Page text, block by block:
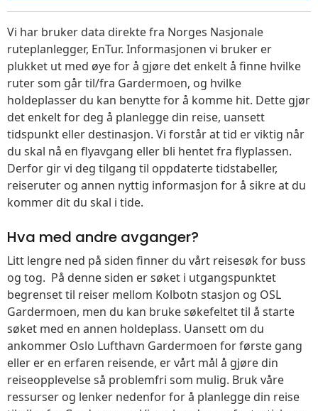
Vi har bruker data direkte fra Norges Nasjonale
ruteplanlegger, EnTur. Informasjonen vi bruker er
plukket ut med øye for å gjøre det enkelt å finne hvilke
ruter som går til/fra Gardermoen, og hvilke
holdeplasser du kan benytte for å komme hit. Dette gjør
det enkelt for deg å planlegge din reise, uansett
tidspunkt eller destinasjon. Vi forstår at tid er viktig når
du skal nå en flyavgang eller bli hentet fra flyplassen.
Derfor gir vi deg tilgang til oppdaterte tidstabeller,
reiseruter og annen nyttig informasjon for å sikre at du
kommer dit du skal i tide.
Hva med andre avganger?
Litt lengre ned på siden finner du vårt reisesøk for buss
og tog. På denne siden er søket i utgangspunktet
begrenset til reiser mellom Kolbotn stasjon og OSL
Gardermoen, men du kan bruke søkefeltet til å starte
søket med en annen holdeplass. Uansett om du
ankommer Oslo Lufthavn Gardermoen for første gang
eller er en erfaren reisende, er vårt mål å gjøre din
reiseopplevelse så problemfri som mulig. Bruk våre
ressurser og lenker nedenfor for å planlegge din reise